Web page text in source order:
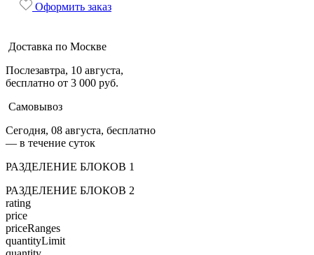
Оформить заказ
Доставка по Москве
Послезавтра, 10 августа,
бесплатно от 3 000 руб.
Самовывоз
Сегодня, 08 августа, бесплатно
— в течение суток
РАЗДЕЛЕНИЕ БЛОКОВ 1
РАЗДЕЛЕНИЕ БЛОКОВ 2
rating
price
priceRanges
quantityLimit